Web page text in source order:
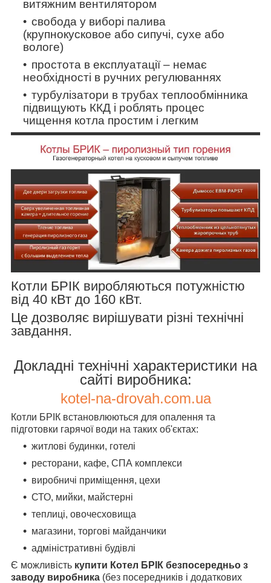
витяжним вентилятором
свобода у виборі палива
(крупнокусковое або сипучі, сухе або
вологе)
простота в експлуатації – немає
необхідності в ручних регулюваннях
турбулізатори в трубах теплообмінника
підвищують ККД і роблять процес
чищення котла простим і легким
Котли БРІК виробляються потужністю
від 40 кВт до 160 кВт.
Це дозволяє вирішувати різні технічні
завдання.
Докладні технічні характеристики на
сайті виробника:
kotel-na-drovah.com.ua
Котли БРІК встановлюються для опалення та
підготовки гарячої води на таких об'єктах:
житлові будинки, готелі
ресторани, кафе, СПА комплекси
виробничі приміщення, цехи
СТО, мийки, майстерні
теплиці, овочесховища
магазини, торгові майданчики
адміністративні будівлі
Є можливість купити Котел БРІК безпосередньо з
заводу виробника (без посередників і додаткових